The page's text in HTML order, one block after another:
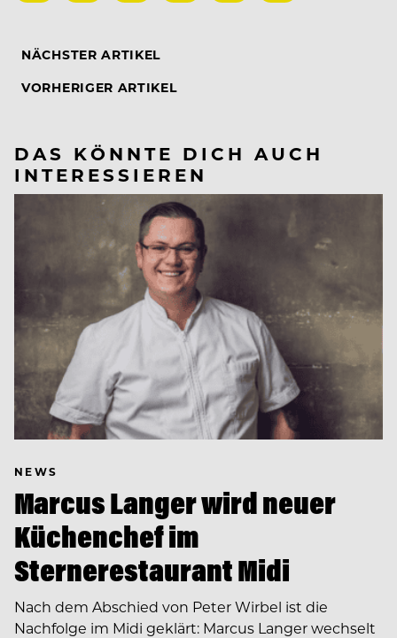
NÄCHSTER ARTIKEL
VORHERIGER ARTIKEL
DAS KÖNNTE DICH AUCH
INTERESSIEREN
NEWS
Marcus Langer wird neuer
Küchenchef im
Sternerestaurant Midi
Nach dem Abschied von Peter Wirbel ist die
Nachfolge im Midi geklärt: Marcus Langer wechselt